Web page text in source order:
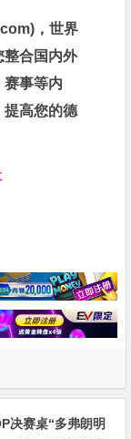
)，世界
整合国内外
赛事等内
提高您的德